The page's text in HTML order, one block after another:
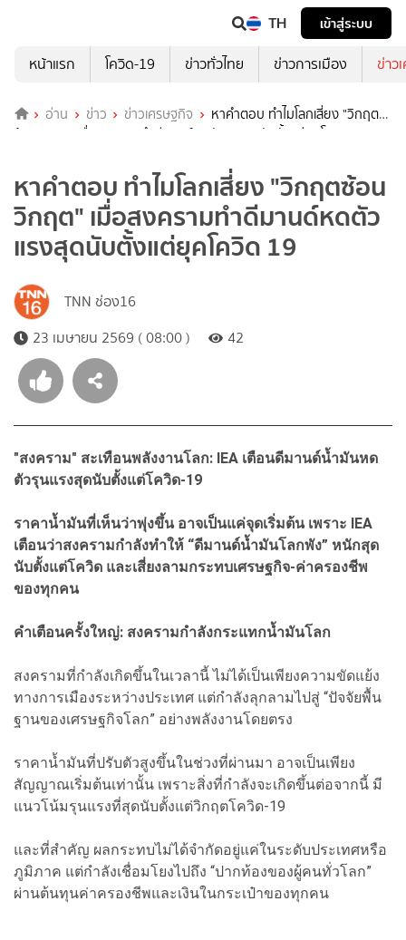
TH
เข้าสู่ระบบ
หน้าแรก
โควิด-19 ข่าวทั่วไทย ข่าวการเมือง ข่าว
อ่าน ข่าว ข่าวเศรษฐกิจ
หาคำตอบ ทำไมโลกเสี่ยง "วิกฤต
ซ้อนวิกฤต" เมื่อสงครามทำดีมานด์หดตัวแรงสุดนับตั้งแต่ยุคโควิด 19
หาคำตอบ ทำไมโลกเสี่ยง "วิกฤตซ้อน
วิกฤต" เมื่อสงครามทำดีมานด์หดตัว
แรงสุดนับตั้งแต่ยุคโควิด 19
TNN ช่อง16
23 เมษายน 2569 ( 08:00 )
42
"สงคราม" สะเทือนพลังงานโลก: IEA เตือนดีมานด์น้ำมันหด
ตัวรุนแรงสุดนับตั้งแต่โควิด-19
ราคาน้ำมันที่เห็นว่าพุ่งขึ้น อาจเป็นแค่จุดเริ่มต้น เพราะ IEA
เตือนว่าสงครามกำลังทำให้ “ดีมานด์น้ำมันโลกพัง” หนักสุด
นับตั้งแต่โควิด และเสี่ยงลามกระทบเศรษฐกิจ-ค่าครองชีพ
ของทุกคน
คำเตือนครั้งใหญ่: สงครามกำลังกระแทกน้ำมันโลก
สงครามที่กำลังเกิดขึ้นในเวลานี้ ไม่ได้เป็นเพียงความขัดแย้ง
ทางการเมืองระหว่างประเทศ แต่กำลังลุกลามไปสู่ “ปัจจัยพื้น
ฐานของเศรษฐกิจโลก” อย่างพลังงานโดยตรง
ราคาน้ำมันที่ปรับตัวสูงขึ้นในช่วงที่ผ่านมา อาจเป็นเพียง
สัญญาณเริ่มต้นเท่านั้น เพราะสิ่งที่กำลังจะเกิดขึ้นต่อจากนี้ มี
แนวโน้มรุนแรงที่สุดนับตั้งแต่วิกฤตโควิด-19
และที่สำคัญ ผลกระทบไม่ได้จำกัดอยู่แค่ในระดับประเทศหรือ
ภูมิภาค แต่กำลังเชื่อมโยงไปถึง “ปากท้องของผู้คนทั่วโลก”
ผ่านต้นทุนค่าครองชีพและเงินในกระเป๋าของทุกคน